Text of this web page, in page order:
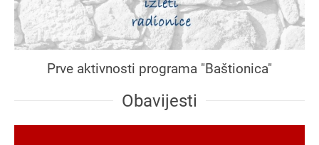
Prve aktivnosti programa "Baštionica"
Obavijesti